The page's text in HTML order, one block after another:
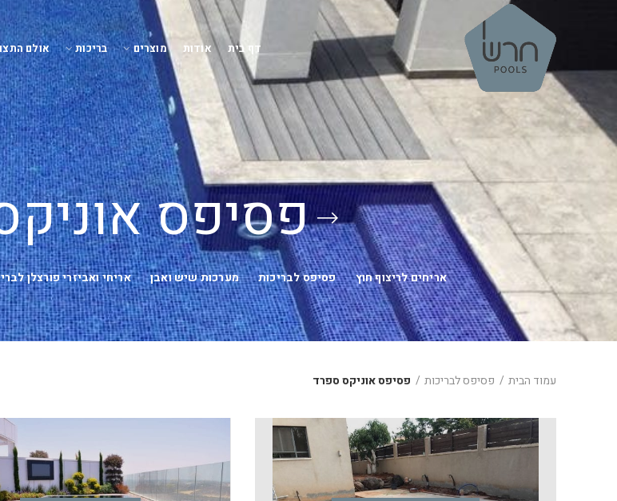
דף בית אודות מוצרים בריכות אולם
פסיפס
אריחים לריצוף חוץ פסיפס לבריכות מערכות שיש ואבן אריחי ואביזרי פורצלן
עמוד הבית פסיפס לבריכות פסיפס אוניקס ספרד